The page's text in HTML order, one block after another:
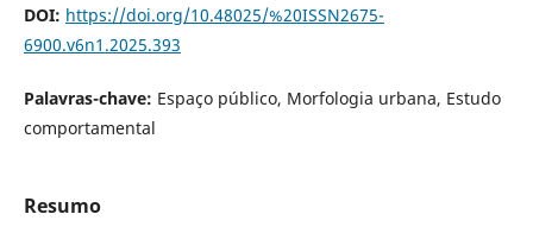
DOI: https://doi.org/10.48025/%20ISSN2675-
6900.v6n1.2025.393
Palavras-chave: Espaço público, Morfologia urbana, Estudo
comportamental
Resumo